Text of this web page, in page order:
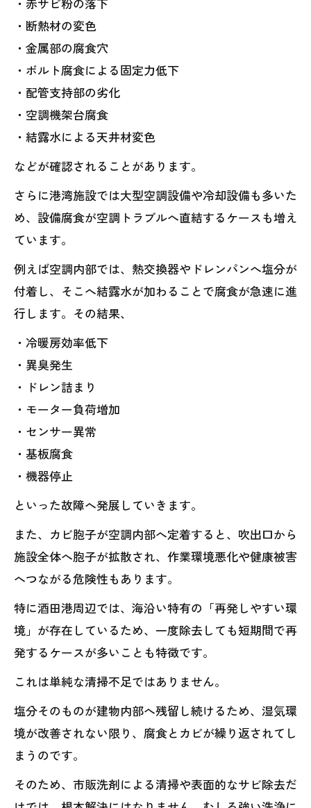
・断熱材の変色
・金属部の腐食穴
・ボルト腐食による固定力低下
・配管支持部の劣化
・空調機架台腐食
・結露水による天井材変色
などが確認されることがあります。
さらに港湾施設では大型空調設備や冷却設備も多いた
め、設備腐食が空調トラブルへ直結するケースも増え
ています。
例えば空調内部では、熱交換器やドレンパンへ塩分が
付着し、そこへ結露水が加わることで腐食が急速に進
行します。その結果、
・冷暖房効率低下
・異臭発生
・ドレン詰まり
・モーター負荷増加
・センサー異常
・基板腐食
・機器停止
といった故障へ発展していきます。
また、カビ胞子が空調内部へ定着すると、吹出口から
施設全体へ胞子が拡散され、作業環境悪化や健康被害
へつながる危険性もあります。
特に酒田港周辺では、海沿い特有の「再発しやすい環
境」が存在しているため、一度除去しても短期間で再
発するケースが多いことも特徴です。
これは単純な清掃不足ではありません。
塩分そのものが建物内部へ残留し続けるため、湿気環
境が改善されない限り、腐食とカビが繰り返されてし
まうのです。
そのため、市販洗剤による清掃や表面的なサビ除去だ